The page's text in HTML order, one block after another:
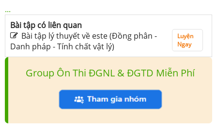
...
Bài tập có liên quan
Bài tập lý thuyết về este (Đồng phân -
Danh pháp - Tính chất vật lý)
Luyện
Ngay
Group Ôn Thi ĐGNL & ĐGTD Miễn Phí